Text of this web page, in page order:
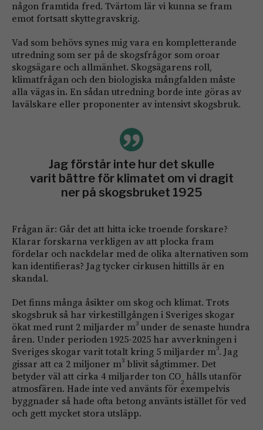
någon framtida fred. Tvärtom lär vi kunna se fram
emot fortsatt skyttegravskrig.
Vad som behövs synes mig vara en kompletterande
utredning som ser på de skogsfrågor som oroar
skogsägare och allmänhet. Skogsägarens roll,
klimatfrågan och den biologiska mångfalden måste
alla vägas in. En sådan utredning borde inte göras av
lavälskare eller proponenter av intensivt skogsbruk.
Jag förstår inte hur det skulle
varit bättre för klimatet om vi dragit
ner på skogsbruket 1925
Frågan är: Går det att hitta icke troende forskare?
Klarar forskarna verkligen av att plocka fram
fördelar och nackdelar med de olika alternativen som
kan identifieras? Jag tycker cirkusen hittills är en
skandal.
Det finns många åsikter om skog och klimat. Trots
skogsbruk så har virkestillgången i Sveriges skogar
ökat med runt 2 miljarder m3 under de senaste hundra
åren. Under perioden 1925-2025 har avverkningen i
Sveriges skogar varit totalt kring 5 miljarder m3. Jag
gissar att ca 2 miljoner m3 blivit sågtimmer. Det
betyder väl att cirka 4 miljarder ton CO2 hålls utanför
atmosfären. Hade inte ved använts för exempelvis
byggnader så hade ofta betong använts istället för ved
och gett mycket stora utsläpp.